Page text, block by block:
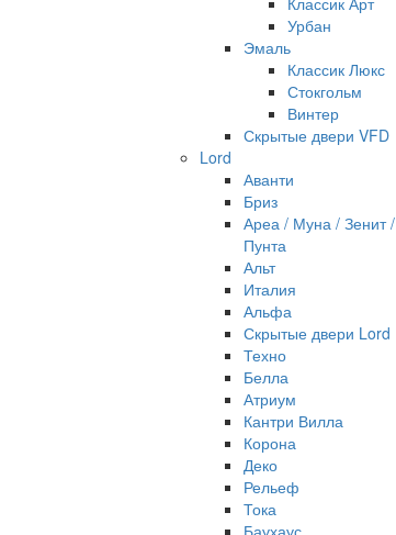
Урбан
Эмаль
Классик Люкс
Стокгольм
Винтер
Скрытые двери VFD
Lord
Аванти
Бриз
Ареа / Муна / Зенит /
Пунта
Альт
Италия
Альфа
Скрытые двери Lord
Техно
Белла
Атриум
Кантри Вилла
Корона
Деко
Рельеф
Тока
Баухаус